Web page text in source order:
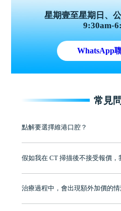
星期壹至星期日、
9:30am-
WhatsApp
常見
點解要選擇維港口腔？
牌」、「2025香港企業領袖品牌」，
至今已服務超過三十個國家和地區的
市市民極高的口碑評價及信任推薦 珠
有咨詢及服務保障中心，有任何問題
假如我在 CT 掃描後不接受報價，
治療過程中，會出現額外加價的情
不會，治療前我們會詳細說明治療方